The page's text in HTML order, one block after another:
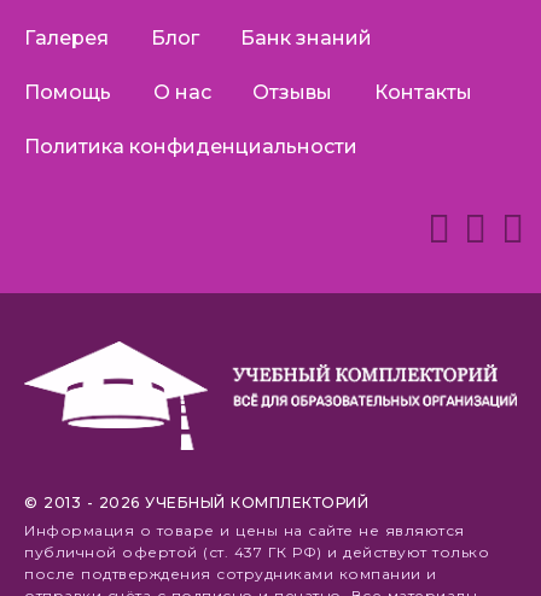
Галерея Блог Банк знаний
Помощь О нас Отзывы Контакты
Политика конфиденциальности
© 2013 - 2026 УЧЕБНЫЙ КОМПЛЕКТОРИЙ
Информация о товаре и цены на сайте не являются
публичной офертой (ст. 437 ГК РФ) и действуют только
после подтверждения сотрудниками компании и